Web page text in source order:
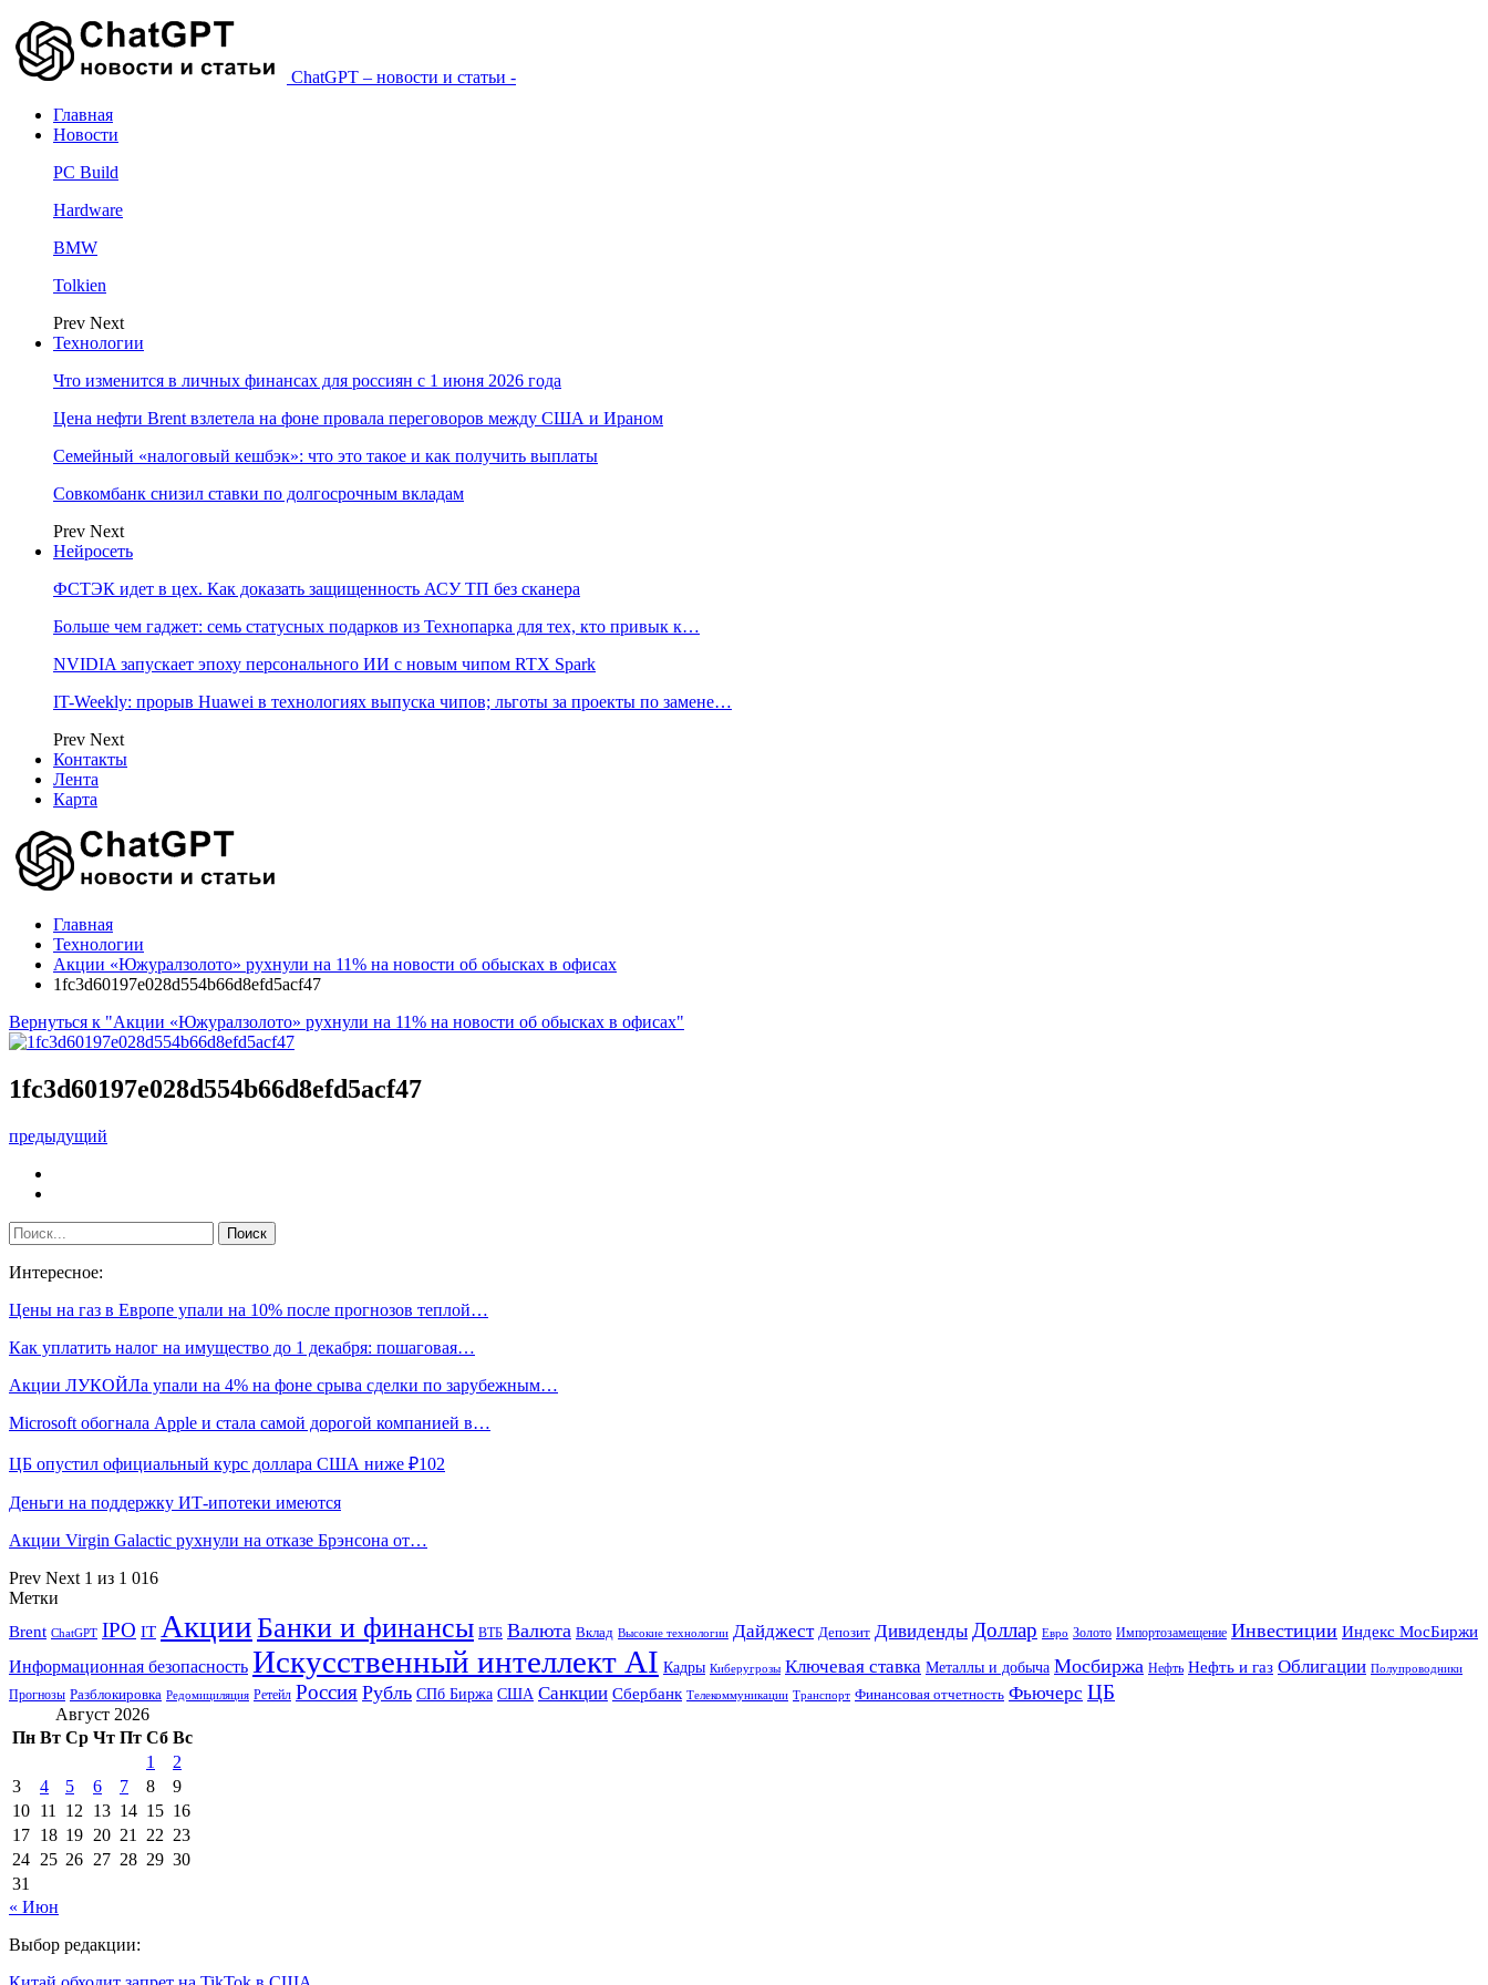
ChatGPT – новости и статьи -
Главная
Новости
PC Build
Hardware
BMW
Tolkien
Prev Next
Технологии
Что изменится в личных финансах для россиян с 1 июня 2026 года
Цена нефти Brent взлетела на фоне провала переговоров между США и Ираном
Семейный «налоговый кешбэк»: что это такое и как получить выплаты
Совкомбанк снизил ставки по долгосрочным вкладам
Prev Next
Нейросеть
ФСТЭК идет в цех. Как доказать защищенность АСУ ТП без сканера
Больше чем гаджет: семь статусных подарков из Технопарка для тех, кто привык к…
NVIDIA запускает эпоху персонального ИИ с новым чипом RTX Spark
IT-Weekly: прорыв Huawei в технологиях выпуска чипов; льготы за проекты по замене…
Prev Next
Контакты
Лента
Карта
Главная
Технологии
Акции «Южуралзолото» рухнули на 11% на новости об обысках в офисах
1fc3d60197e028d554b66d8efd5acf47
Вернуться к "Акции «Южуралзолото» рухнули на 11% на новости об обысках в офисах"
1fc3d60197e028d554b66d8efd5acf47
предыдущий
Интересное:
Цены на газ в Европе упали на 10% после прогнозов теплой…
Как уплатить налог на имущество до 1 декабря: пошаговая…
Акции ЛУКОЙЛа упали на 4% на фоне срыва сделки по зарубежным…
Microsoft обогнала Apple и стала самой дорогой компанией в…
ЦБ опустил официальный курс доллара США ниже ₽102
Деньги на поддержку ИТ-ипотеки имеются
Акции Virgin Galactic рухнули на отказе Брэнсона от…
Prev Next 1 из 1 016
Метки
Brent ChatGPT IPO IT АкцииБанки и финансы ВТБ Валюта Вклад Высокие технологии Дайджест Депозит Дивиденды Доллар Евро Золото Импортозамещение Инвестиции Индекс МосБиржи
Информационная безопасность Искусственный интеллект AI Кадры Киберугрозы Ключевая ставка Металлы и добыча Мосбиржа Нефть Нефть и газ Облигации Полупроводники
Прогнозы Разблокировка Редомициляция Ретейл Россия Рубль СПб Биржа США Санкции Сбербанк Телекоммуникации Транспорт Финансовая отчетность Фьючерс ЦБ
Август 2026
Пн Вт Ср Чт Пт Сб Вс
1
2
3
4 5 6 7 8
9
10 11 12 13 14 15 16
17 18 19 20 21 22 23
24 25 26 27 28 29 30
31
« Июн
Выбор редакции: